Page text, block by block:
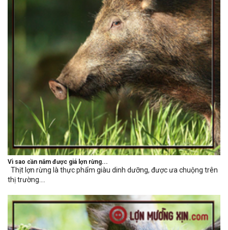
Vì sao cần nắm được giá lợn rừng...
Thịt lợn rừng là thực phẩm giàu dinh dưỡng, được ưa chuộng trên
thị trường....